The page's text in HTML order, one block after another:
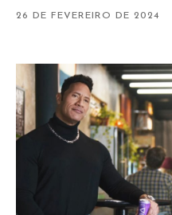
26 DE FEVEREIRO DE 2024